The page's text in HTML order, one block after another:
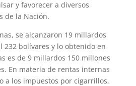
y favorecer a diversos
de la Nación.
se alcanzaron 19 millardos
232 bolívares y lo obtenido en
es de 9 millardos 150 millones
En materia de rentas internas
a los impuestos por cigarrillos,